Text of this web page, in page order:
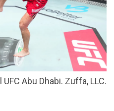
Abu Dhabi. Zuffa, LLC.